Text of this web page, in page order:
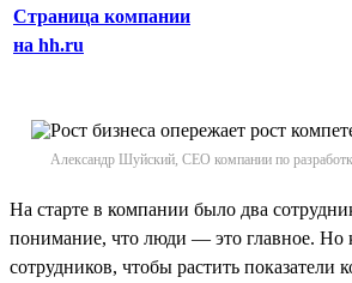
Страница компании
на hh.ru
Александр Шуйский, CEO компании по
На старте в компании было два
понимание, что люди — это главное. Но
сотрудников, чтобы растить показатели